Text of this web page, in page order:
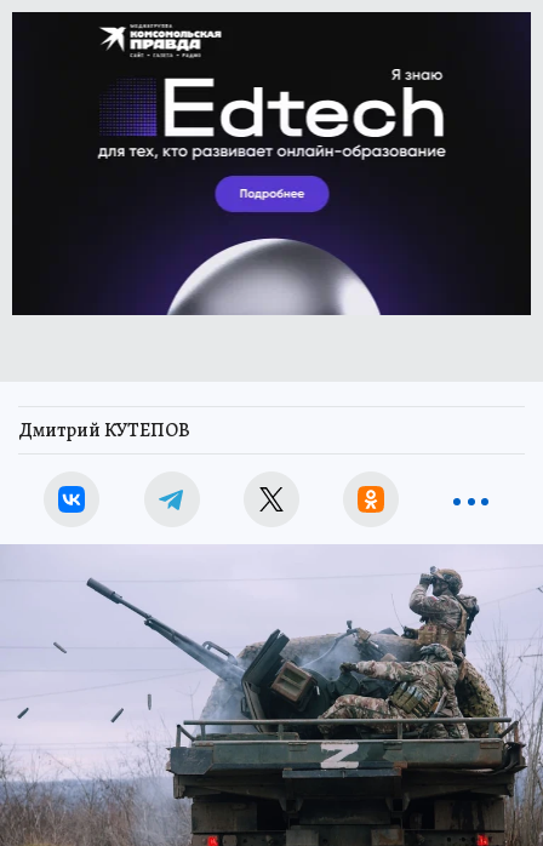
Дмитрий КУТЕПОВ